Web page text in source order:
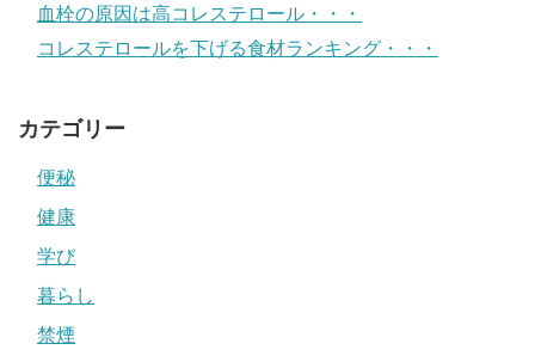
血栓の原因は高コレステロール・・・
コレステロールを下げる食材ランキング・・・
カテゴリー
便秘
健康
学び
暮らし
禁煙